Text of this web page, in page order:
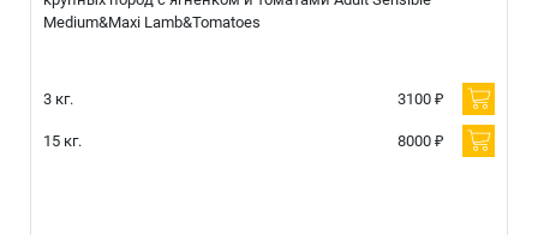
Medium&Maxi Lamb&Tomatoes
3 кг. 3100 ₽
15 кг. 8000 ₽